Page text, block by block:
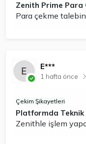
Zenith Prime Para
Para çekme
E***
1 hafta önce
Çekim Şikayetleri
Platformda Teknik
Zenithle işlem